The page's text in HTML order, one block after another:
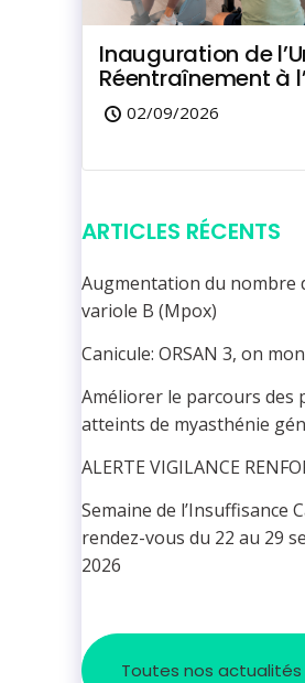
Inauguration de
Réentraînement à
du Marquisat
02/09/2026
ARTICLES RÉCENTS
Augmentation du nombre
variole B (Mpox)
Canicule: ORSAN 3, on
Améliorer le parcours des
atteints de myasthénie
ALERTE VIGILANCE
Semaine de l’Insuffisance
rendez-vous du 22 au 29
2026
Toutes nos actualités